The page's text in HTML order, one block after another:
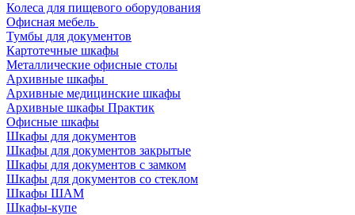
Колеса для пищевого оборудования
Офисная мебель
Тумбы для документов
Картотечные шкафы
Металлические офисные столы
Архивные шкафы
Архивные медицинские шкафы
Архивные шкафы Практик
Офисные шкафы
Шкафы для документов
Шкафы для документов закрытые
Шкафы для документов с замком
Шкафы для документов со стеклом
Шкафы ШАМ
Шкафы-купе